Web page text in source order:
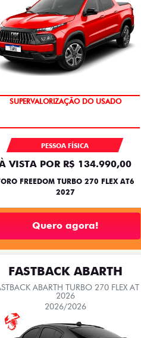
OPORTUNIDADE
PESSOA FÍSICA
VISTA POR R$ 134.990,00
FREEDOM TURBO 270 FLEX AT6
2027
Quero agora!
FASTBACK ABARTH
ABARTH TURBO 270 FLEX AT
2026
2026/2026